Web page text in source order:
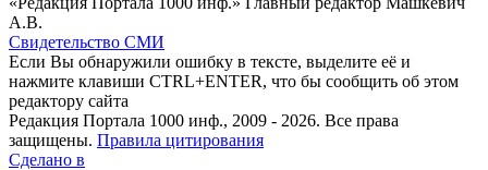
А.В.
Свидетельство СМИ
Если Вы обнаружили ошибку в тексте, выделите её и
нажмите клавиши CTRL+ENTER, что бы сообщить об этом
редактору сайта
Редакция Портала 1000 инф., 2009 - 2026. Все права
защищены. Правила цитирования
Сделано в